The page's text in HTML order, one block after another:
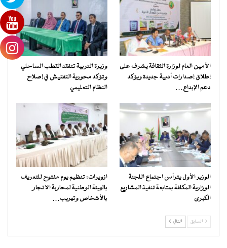
الأمين العام لوزارة الثقافة يشرف على
إطلاق إصدارات أدبية جديدة ويؤكد
دعم الإبداع…
وزيرة التربية تتفقد القطب الساحلي
وتؤكد محورية التفتيش في إصلاح
النظام التعليمي
الوزير الأول يترأس اجتماع اللجنة
الوزارية المكلفة بمتابعة تنفيذ المشاريع
الكبرى
ازويرات: تنظيم يوم مفتوح للتعريف
بالهيئة الوطنية لمحاربة الاتجار
بالأشخاص وتهريب…
السابق التالي